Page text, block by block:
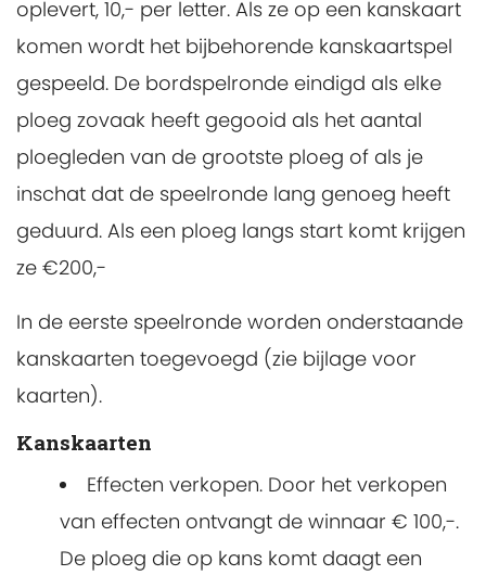
oplevert, 10,- per letter. Als ze op een kanskaart
komen wordt het bijbehorende kanskaartspel
gespeeld. De bordspelronde eindigd als elke
ploeg zovaak heeft gegooid als het aantal
ploegleden van de grootste ploeg of als je
inschat dat de speelronde lang genoeg heeft
geduurd. Als een ploeg langs start komt krijgen
ze €200,-
In de eerste speelronde worden onderstaande
kanskaarten toegevoegd (zie bijlage voor
kaarten).
Kanskaarten
Effecten verkopen. Door het verkopen
van effecten ontvangt de winnaar € 100,-.
De ploeg die op kans komt daagt een